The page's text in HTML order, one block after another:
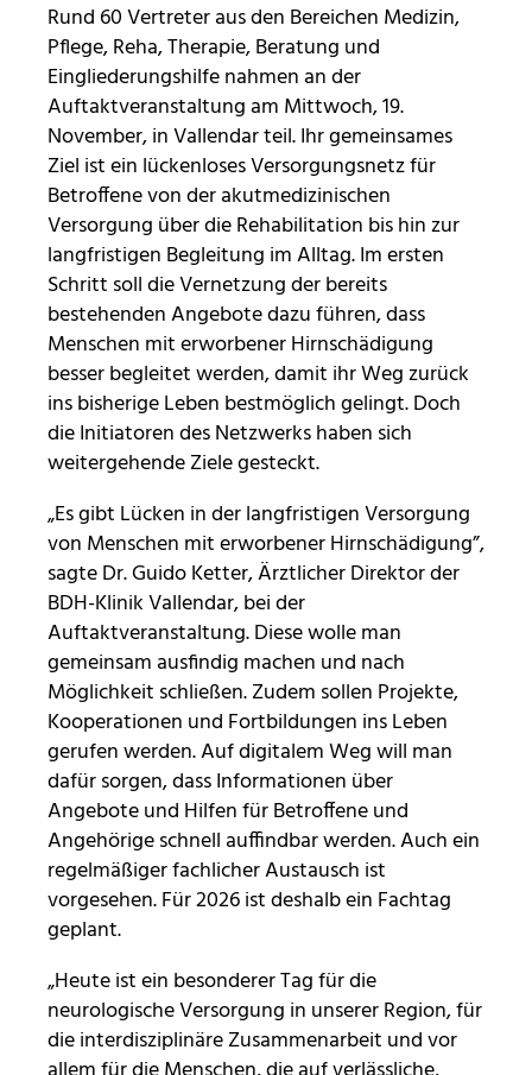
Rund 60 Vertreter aus den Bereichen Medizin,
Pflege, Reha, Therapie, Beratung und
Eingliederungshilfe nahmen an der
Auftaktveranstaltung am Mittwoch, 19.
November, in Vallendar teil. Ihr gemeinsames
Ziel ist ein lückenloses Versorgungsnetz für
Betroffene von der akutmedizinischen
Versorgung über die Rehabilitation bis hin zur
langfristigen Begleitung im Alltag. Im ersten
Schritt soll die Vernetzung der bereits
bestehenden Angebote dazu führen, dass
Menschen mit erworbener Hirnschädigung
besser begleitet werden, damit ihr Weg zurück
ins bisherige Leben bestmöglich gelingt. Doch
die Initiatoren des Netzwerks haben sich
weitergehende Ziele gesteckt.
„Es gibt Lücken in der langfristigen Versorgung
von Menschen mit erworbener Hirnschädigung”,
sagte Dr. Guido Ketter, Ärztlicher Direktor der
BDH-Klinik Vallendar, bei der
Auftaktveranstaltung. Diese wolle man
gemeinsam ausfindig machen und nach
Möglichkeit schließen. Zudem sollen Projekte,
Kooperationen und Fortbildungen ins Leben
gerufen werden. Auf digitalem Weg will man
dafür sorgen, dass Informationen über
Angebote und Hilfen für Betroffene und
Angehörige schnell auffindbar werden. Auch ein
regelmäßiger fachlicher Austausch ist
vorgesehen. Für 2026 ist deshalb ein Fachtag
geplant.
„Heute ist ein besonderer Tag für die
neurologische Versorgung in unserer Region, für
die interdisziplinäre Zusammenarbeit und vor
unbegrenzt
STATISTIK
Statistik Cookies erfassen Informationen anonym.
Diese Informationen helfen uns zu verstehen, wie
unsere Besucher unsere Website nutzen. Hierzu
nutzen wir die Software matomo. Daten werden
nicht an Dritte weitergegeben.
_pk_id
Anbieter:
Stiftung Scheuern
Zweck:
Seitenstatistik
Cookie Laufzeit:
13 Monate
_pk_ref
Name:
Seitenstatistik
Anbieter:
Stiftung Scheuern
Seitenstatistik
Cookie Laufzeit:
6 Monate
Name:
_pk_ses, _pk_cvar, _pk_hsr